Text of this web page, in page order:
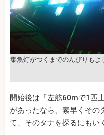
集魚灯がつくまでのんびりもよ
開始後は「左舷60mで1匹
があったなら、素早くその
て、そのタナを探るにもい